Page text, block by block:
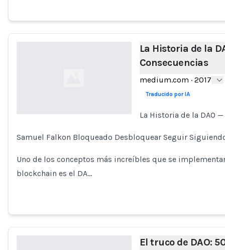
Loading...
La Historia de la
Consecuencias
medium.com · 2017
Traducido por IA
La Historia de la DAO
Samuel Falkon Bloqueado Desbloquear Seguir
Uno de los conceptos más increíbles que se
blockchain es el DA…
El truco de DAO: